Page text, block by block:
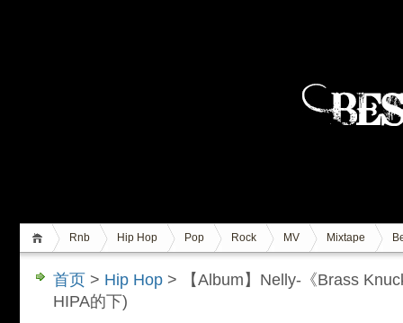
Rnb Hip Hop Pop Rock MV Mixtape
首页 > Hip Hop > 【Album】Nelly-《Brass
HIPA的下)